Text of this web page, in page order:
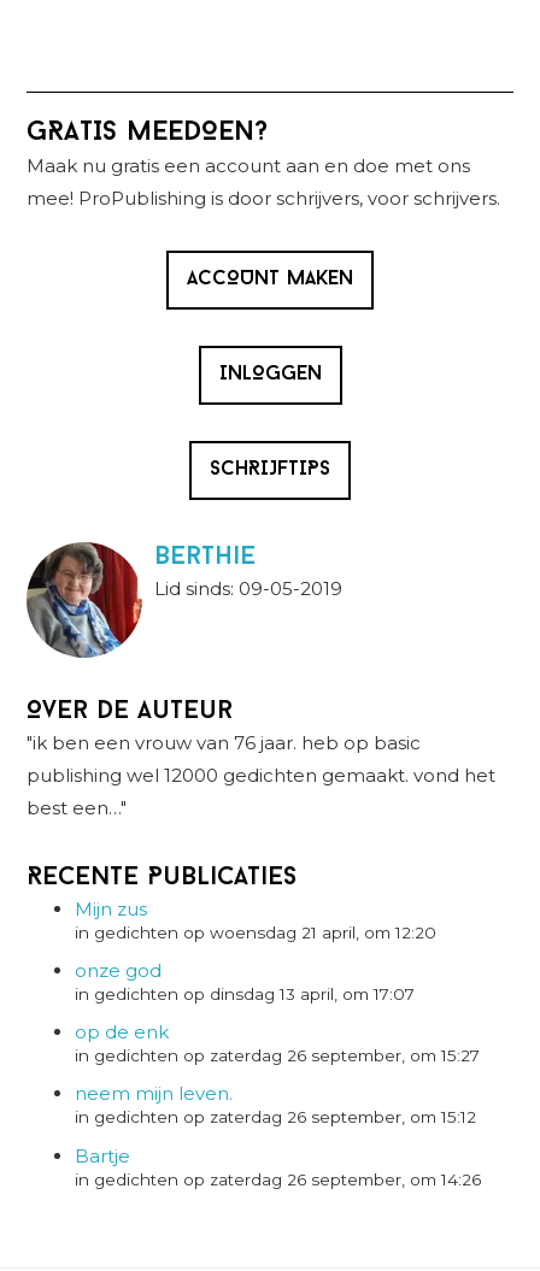
Primaire
Sidebar
GRATIS MEEDOEN?
Maak nu gratis een account aan en doe met ons
mee! ProPublishing is door schrijvers, voor schrijvers.
ACCOUNT MAKEN
INLOGGEN
SCHRIJFTIPS
berthie
Lid sinds: 09-05-2019
Over de auteur
"ik ben een vrouw van 76 jaar. heb op basic
publishing wel 12000 gedichten gemaakt. vond het
best een…"
Recente Publicaties
Mijn zus
in gedichten op woensdag 21 april, om 12:20
onze god
in gedichten op dinsdag 13 april, om 17:07
op de enk
in gedichten op zaterdag 26 september, om 15:27
neem mijn leven.
in gedichten op zaterdag 26 september, om 15:12
Bartje
in gedichten op zaterdag 26 september, om 14:26